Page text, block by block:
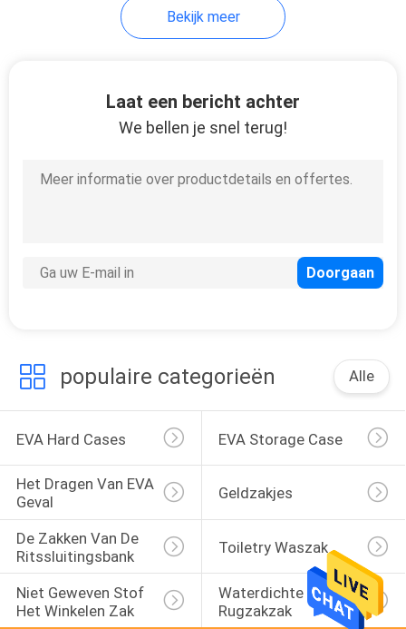
van de
Neopreen Tote Bag
Het Potloodgeval
van EVA
31
Bekijk meer
Laat een bericht achter
We bellen je snel terug!
populaire categorieën Alle
EVA Hard Cases EVA Storage Case
Het Dragen Van EVA
Geval
Geldzakjes
De Zakken Van De
Ritssluitingsbank
Toiletry Waszak
Niet Geweven Stof
Het Winkelen Zak
Waterdichte
Rugzakzak